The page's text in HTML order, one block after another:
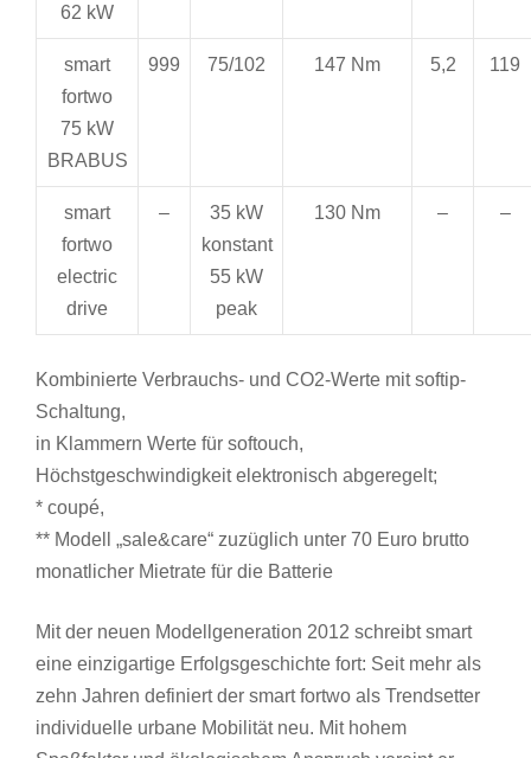
62 kW
smart
fortwo
75 kW
BRABUS
999 75/102 147 Nm 5,2 119
smart
fortwo
electric
drive
–
35 kW
konstant
55 kW
peak
130 Nm – –
Kombinierte Verbrauchs- und CO2-Werte mit softip-
Schaltung,
in Klammern Werte für softouch,
Höchstgeschwindigkeit elektronisch abgeregelt;
* coupé,
** Modell „sale&care“ zuzüglich unter 70 Euro brutto
monatlicher Mietrate für die Batterie
Mit der neuen Modellgeneration 2012 schreibt smart
eine einzigartige Erfolgsgeschichte fort: Seit mehr als
zehn Jahren definiert der smart fortwo als Trendsetter
individuelle urbane Mobilität neu. Mit hohem